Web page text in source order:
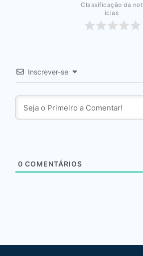
Classificação da not
ícias
Inscrever-se
0 COMENTÁRIOS